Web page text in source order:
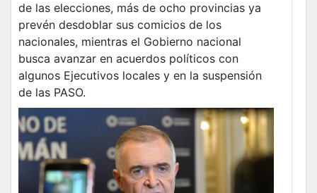
de las elecciones, más de ocho provincias ya
prevén desdoblar sus comicios de los
nacionales, mientras el Gobierno nacional
busca avanzar en acuerdos políticos con
algunos Ejecutivos locales y en la suspensión
de las PASO.